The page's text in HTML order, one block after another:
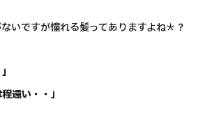
いですが憧れる髪ってありますよね＊？
遠い・・」